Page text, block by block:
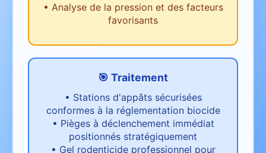
• Analyse de la pression et des facteurs
favorisants
🎯 Traitement
• Stations d'appâts sécurisées
conformes à la réglementation biocide
• Pièges à déclenchement immédiat
positionnés stratégiquement
• Gel rodenticide professionnel pour